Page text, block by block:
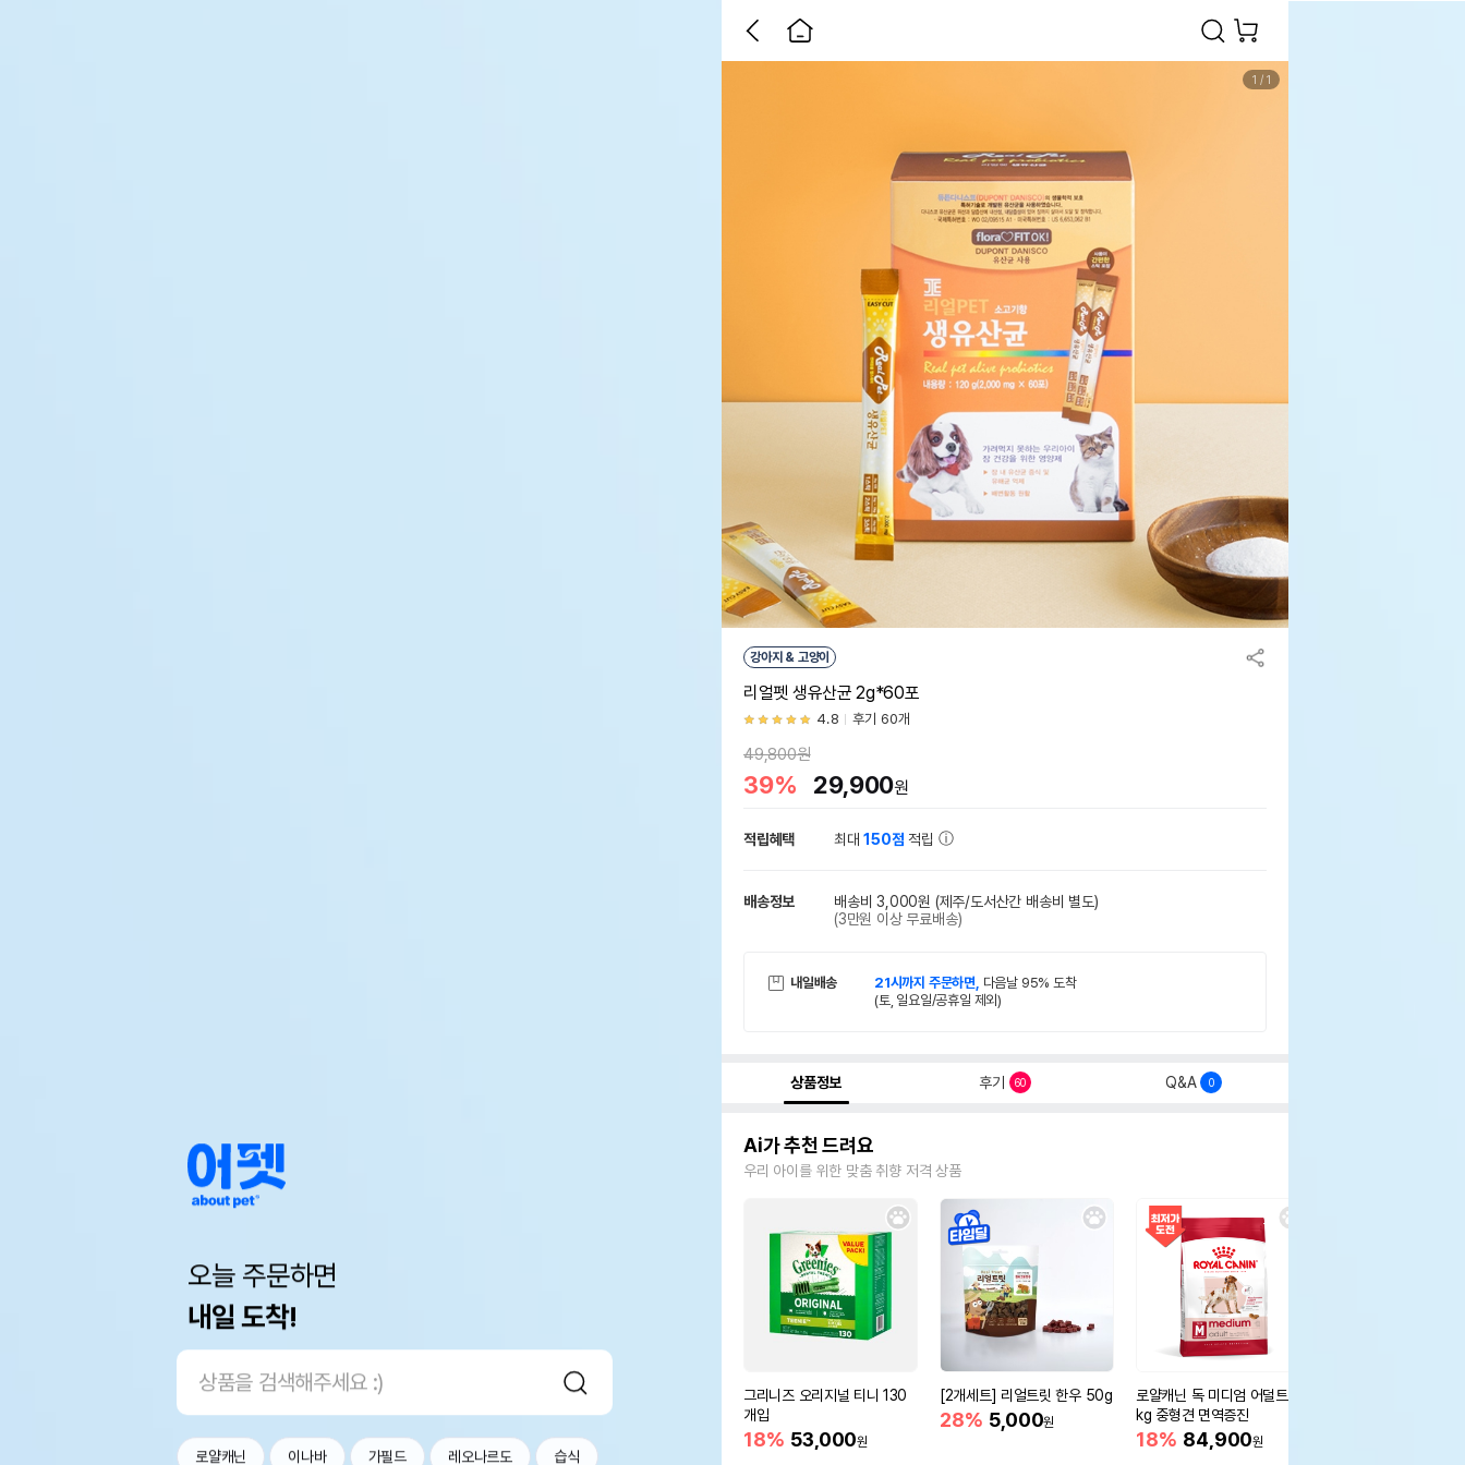
오늘 주문하면
내일 도착!
로얄캐닌 이나바 가필드 레오나르도 습식
1 / 1
강아지 & 고양이
리얼펫 생유산균 2g*60포
4.8 후기 60개
49,800원
39% 29,900원
적립혜택 최대150점 적립
배송정보 배송비 3,000원 (제주/도서산간 배송비 별도)
(3만원 이상 무료배송)
내일배송 21시까지 주문하면, 다음날 95% 도착
(토, 일요일/공휴일 제외)
상품정보 후기 60 Q&A 0
Ai가 추천 드려요
우리 아이를 위한 맞춤 취향 저격 상품
그리니즈 오리지널 티니 130
개입
18% 53,000원
[2개세트] 리얼트릿 한우 50g
28% 5,000원
로얄캐닌 독 미디엄 어덜트 10
kg 중형견 면역증진
18% 84,900원